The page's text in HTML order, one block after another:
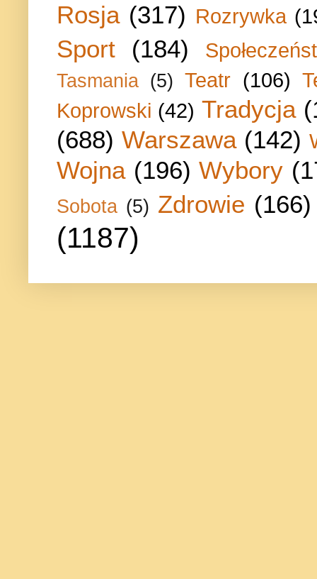
Rosja (317) Rozrywka
Sport (184)
Tasmania (5) Teatr (106)
Koprowski (42) Tradycja
(688) Warszawa (142)
Wojna (196) Wybory
Sobota (5) Zdrowie (166)
(1187)